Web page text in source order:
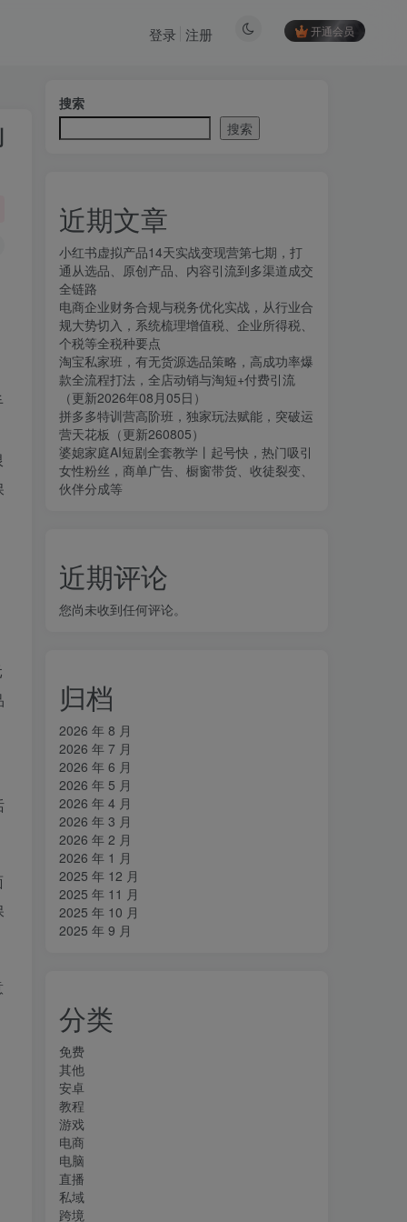
开通会员
登录 注册
搜索
搜索
近期文章
小红书虚拟产品14天实战变现营第七期，打
通从选品、原创产品、内容引流到多渠道成交
全链路
电商企业财务合规与税务优化实战，从行业合
规大势切入，系统梳理增值税、企业所得税、
个税等全税种要点
淘宝私家班，有无货源选品策略，高成功率爆
款全流程打法，全店动销与淘短+付费引流
（更新2026年08月05日）
拼多多特训营高阶班，独家玩法赋能，突破运
营天花板（更新260805）
婆媳家庭AI短剧全套教学丨起号快，热门吸引
女性粉丝，商单广告、橱窗带货、收徒裂变、
伙伴分成等
近期评论
您尚未收到任何评论。
归档
2026 年 8 月
2026 年 7 月
2026 年 6 月
2026 年 5 月
2026 年 4 月
2026 年 3 月
2026 年 2 月
2026 年 1 月
2025 年 12 月
2025 年 11 月
2025 年 10 月
2025 年 9 月
分类
免费
其他
安卓
教程
游戏
电商
电脑
直播
私域
跨境